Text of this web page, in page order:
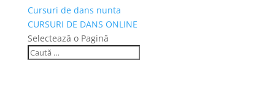
Cursuri de dans nunta
CURSURI DE DANS ONLINE
Selectează o Pagină